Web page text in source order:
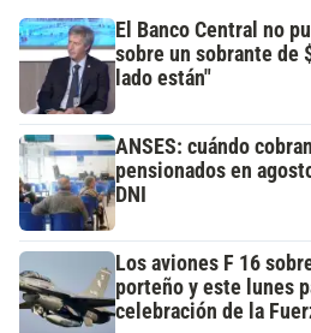
El Banco Central no
sobre un sobrante de
lado están"
ANSES: cuándo
pensionados en
DNI
Los aviones F 16
porteño y este lunes
celebración de la